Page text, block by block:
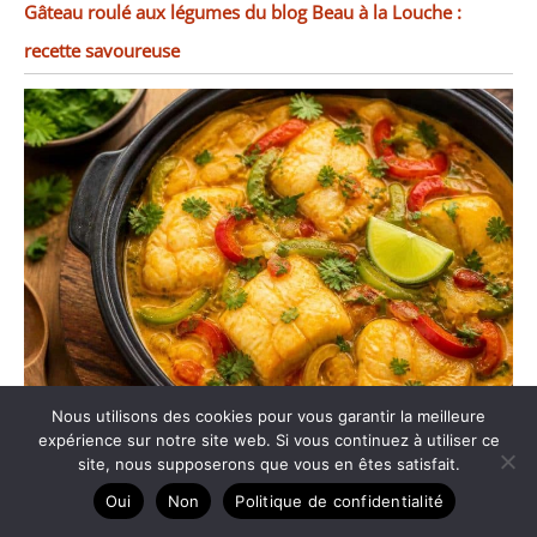
Gâteau roulé aux légumes du blog Beau à la Louche :
recette savoureuse
Moqueca de peixe : recette brésilienne de poisson au lait
Nous utilisons des cookies pour vous garantir la meilleure
expérience sur notre site web. Si vous continuez à utiliser ce
site, nous supposerons que vous en êtes satisfait.
Oui
Non Politique de confidentialité